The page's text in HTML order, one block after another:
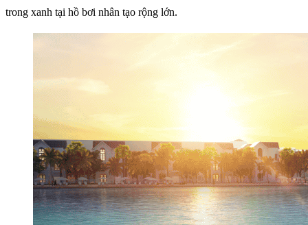
trong xanh tại hồ bơi nhân tạo rộng lớn.